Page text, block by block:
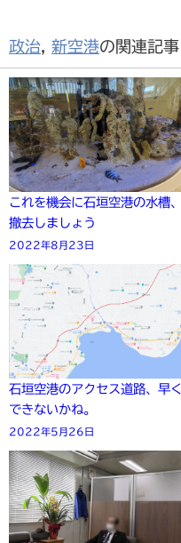
政治, 新空港の関連記事
これを機会に石垣空港の水槽、
撤去しましょう
2022年8月23日
石垣空港のアクセス道路、早く
できないかね。
2022年5月26日